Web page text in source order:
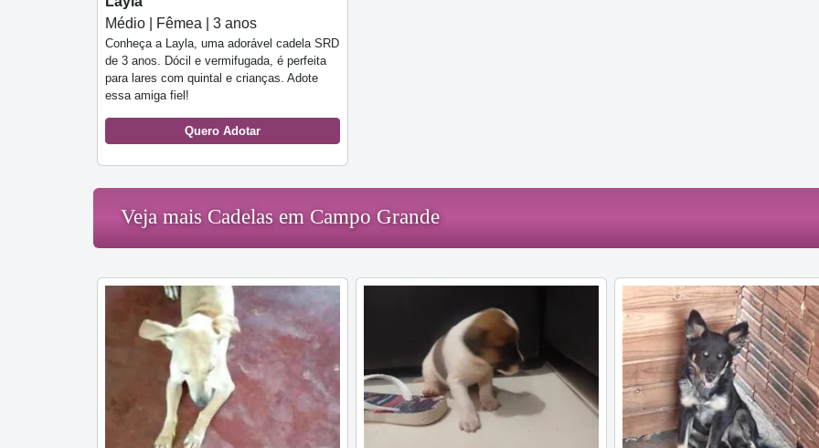
Médio | Fêmea | 3 anos
Conheça a Layla, uma adorável cadela SRD
de 3 anos. Dócil e vermifugada, é perfeita
para lares com quintal e crianças. Adote
essa amiga fiel!
Quero Adotar
Veja mais Cadelas em Campo Grande